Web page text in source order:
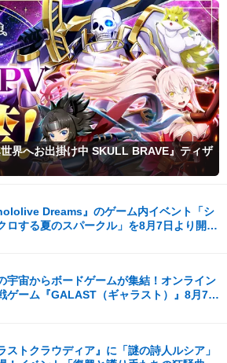
界へお出掛け中 SKULL BRAVE』ティザ
hololive Dreams』のゲーム内イベント「シ
ロする夏のスパークル」を8月7日より開
宇宙からボードゲームが集結！オンライン
ゲーム『GALAST（ギャラスト）』8月7日
ストクラウディア』に「謎の詩人ルシア」